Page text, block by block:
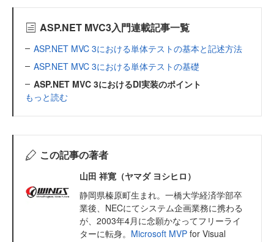
ASP.NET MVC3入門連載記事一覧
ASP.NET MVC 3における単体テストの基本と記述方法
ASP.NET MVC 3における単体テストの基礎
ASP.NET MVC 3におけるDI実装のポイント
もっと読む
この記事の著者
山田 祥寛（ヤマダ ヨシヒロ）
静岡県榛原町生まれ。一橋大学経済学部卒
業後、NECにてシステム企画業務に携わる
が、2003年4月に念願かなってフリーライ
ターに転身。 Microsoft MVP for Visual